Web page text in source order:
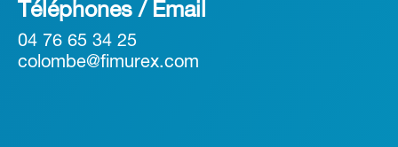
Téléphones / Email
04 76 65 34 25
colombe@fimurex.com